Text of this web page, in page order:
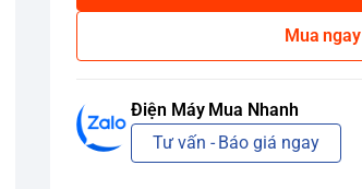
Mua ngay
Điện Máy Mua Nhanh
Tư vấn - Báo giá ngay